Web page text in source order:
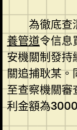
為徹底查
養管道令信息
安機關制發持
關追捕耿某
至查察機關審
利金額為